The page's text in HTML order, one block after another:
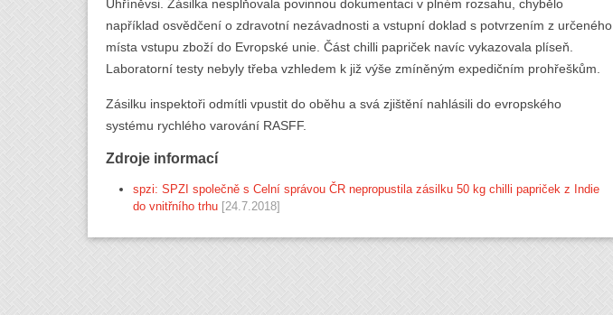
Uhříněvsi. Zásilka nesplňovala povinnou dokumentaci v plném rozsahu, chybělo
například osvědčení o zdravotní nezávadnosti a vstupní doklad s potvrzením z určeného
místa vstupu zboží do Evropské unie. Část chilli papriček navíc vykazovala plíseň.
Laboratorní testy nebyly třeba vzhledem k již výše zmíněným expedičním prohřeškům.
Zásilku inspektoři odmítli vpustit do oběhu a svá zjištění nahlásili do evropského
systému rychlého varování RASFF.
Zdroje informací
spzi: SPZI společně s Celní správou ČR nepropustila zásilku 50 kg chilli papriček z Indie
do vnitřního trhu [24.7.2018]